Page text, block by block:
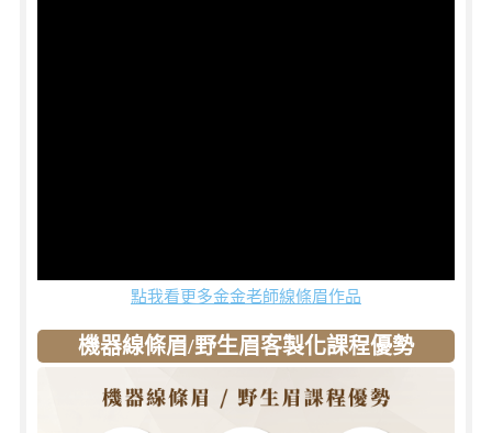
點我看更多金金老師線條眉作品
機器線條眉/野生眉客製化課程優勢